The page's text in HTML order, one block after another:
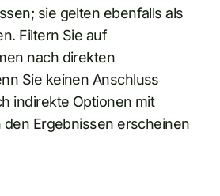
sie gelten ebenfalls als
Filtern Sie auf
nach direkten
Sie keinen Anschluss
indirekte Optionen mit
den Ergebnissen erscheinen